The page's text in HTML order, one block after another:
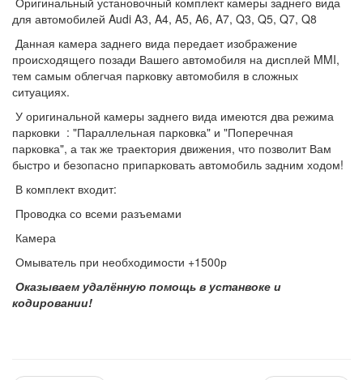
для автомобилей Audi A3, A4, A5, A6, A7, Q3, Q5, Q7, Q8
Данная камера заднего вида передает изображение
происходящего позади Вашего автомобиля на дисплей MMI,
тем самым облегчая парковку автомобиля в сложных
ситуациях.
У оригинальной камеры заднего вида имеются два режима
парковки : "Параллельная парковка" и "Поперечная
парковка", а так же траектория движения, что позволит Вам
быстро и безопасно припарковать автомобиль задним ходом!
В комплект входит:
Проводка со всеми разъемами
Камера
Омыватель при необходимости +1500р
Оказываем удалённую помощь в устанвоке и
кодировании!